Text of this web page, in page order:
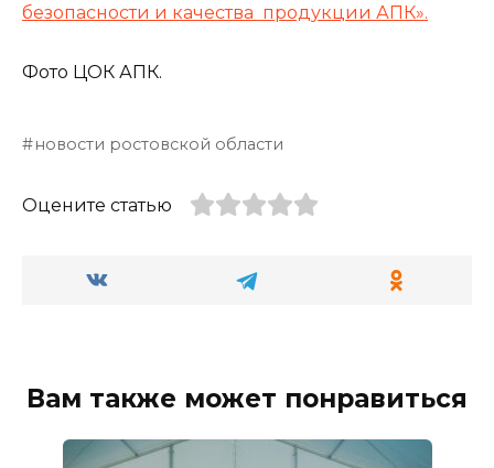
безопасности и качества продукции АПК».
Фото ЦОК АПК.
новости ростовской области
Оцените статью
Вам также может понравиться